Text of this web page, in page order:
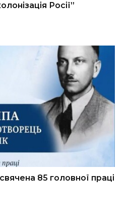
Росії”
85 головної праці